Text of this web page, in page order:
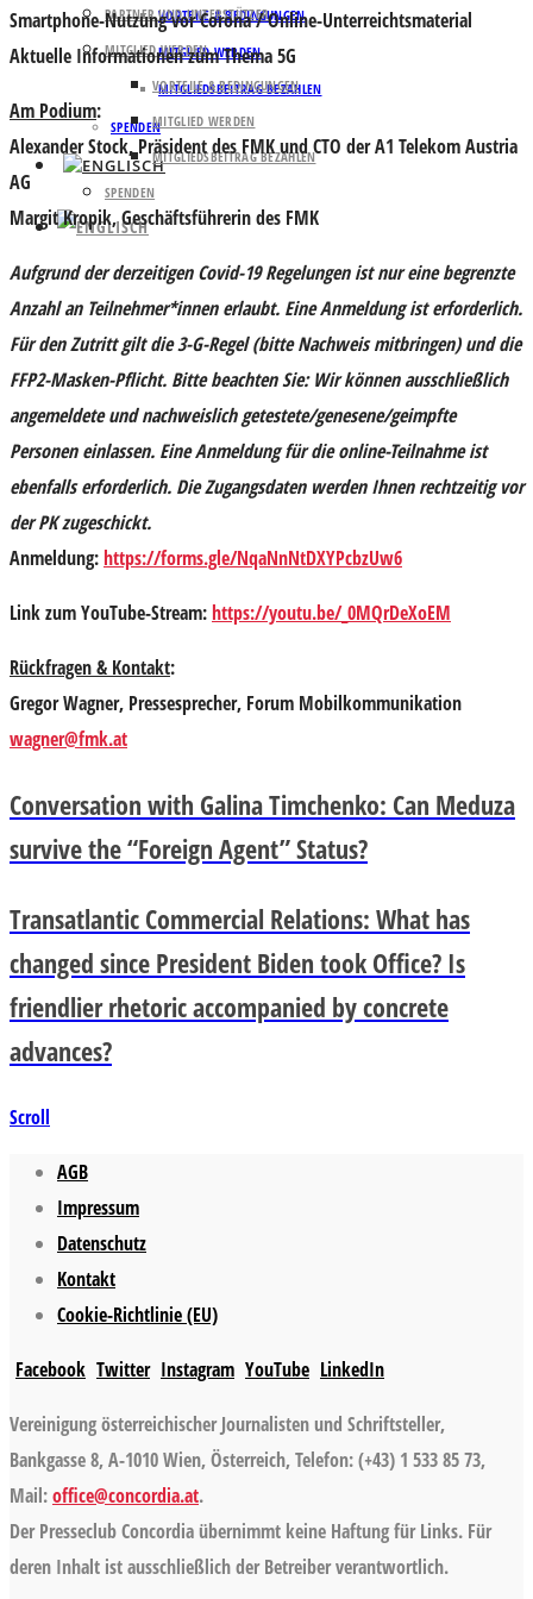
VORTEILE & BEDINGUNGEN
MITGLIED WERDEN
MITGLIEDSBEITRAG BEZAHLEN
SPENDEN
PARTNER UND UNTERSTÜTZER
MITGLIED WERDEN
VORTEILE & BEDINGUNGEN
MITGLIED WERDEN
MITGLIEDSBEITRAG BEZAHLEN
SPENDEN
Smartphone-Nutzung vor Corona / Online-Unterreichtsmaterial
Aktuelle Informationen zum Thema 5G
Am Podium:
Alexander Stock, Präsident des FMK und CTO der A1 Telekom Austria
AG
Margit Kropik, Geschäftsführerin des FMK
Aufgrund der derzeitigen Covid-19 Regelungen ist nur eine begrenzte
Anzahl an Teilnehmer*innen erlaubt. Eine Anmeldung ist erforderlich.
Für den Zutritt gilt die 3-G-Regel (bitte Nachweis mitbringen) und die
FFP2-Masken-Pflicht. Bitte beachten Sie: Wir können ausschließlich
angemeldete und nachweislich getestete/genesene/geimpfte
Personen einlassen. Eine Anmeldung für die online-Teilnahme ist
ebenfalls erforderlich. Die Zugangsdaten werden Ihnen rechtzeitig vor
der PK zugeschickt.
Anmeldung:https://forms.gle/NqaNnNtDXYPcbzUw6
Link zum YouTube-Stream:https://youtu.be/_0MQrDeXoEM
Rückfragen & Kontakt:
Gregor Wagner, Pressesprecher, Forum Mobilkommunikation
wagner@fmk.at
Conversation with Galina Timchenko: Can Meduza
survive the “Foreign Agent” Status?
Transatlantic Commercial Relations: What has
changed since President Biden took Office? Is
friendlier rhetoric accompanied by concrete
advances?
Scroll
AGB
Impressum
Datenschutz
Kontakt
Cookie-Richtlinie (EU)
Facebook Twitter Instagram YouTube LinkedIn
Vereinigung österreichischer Journalisten und Schriftsteller,
Bankgasse 8, A-1010 Wien, Österreich, Telefon: (+43) 1 533 85 73,
Mail:office@concordia.at.
Der Presseclub Concordia übernimmt keine Haftung für Links. Für
deren Inhalt ist ausschließlich der Betreiber verantwortlich.